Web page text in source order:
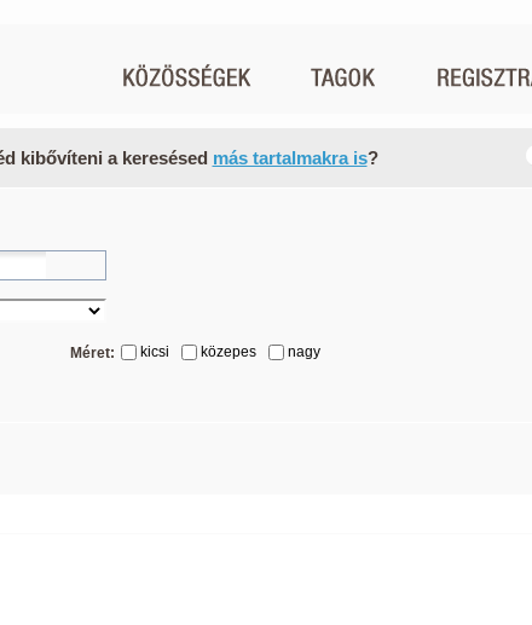
kibővíteni a keresésed más tartalmakra is?
Méret: kicsi közepes nagy